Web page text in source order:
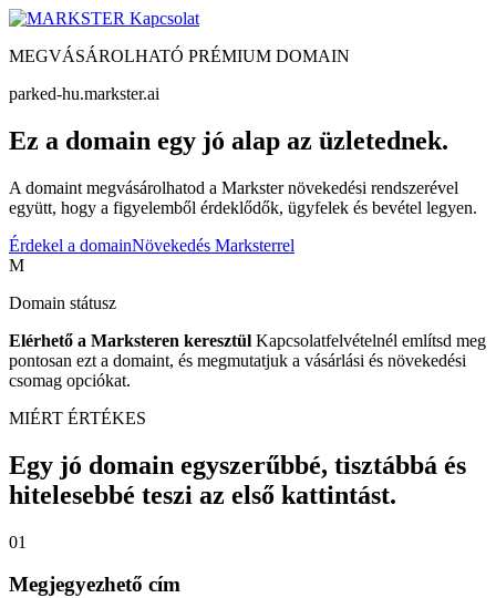
Kapcsolat
MEGVÁSÁROLHATÓ PRÉMIUM DOMAIN
parked-hu.markster.ai
Ez a domain egy jó alap az üzletednek.
A domaint megvásárolhatod a Markster növekedési rendszerével
együtt, hogy a figyelemből érdeklődők, ügyfelek és bevétel legyen.
Érdekel a domainNövekedés Marksterrel
M
Domain státusz
Elérhető a Marksteren keresztül Kapcsolatfelvételnél említsd meg
pontosan ezt a domaint, és megmutatjuk a vásárlási és növekedési
csomag opciókat.
MIÉRT ÉRTÉKES
Egy jó domain egyszerűbbé, tisztábbá és
hitelesebbé teszi az első kattintást.
01
Megjegyezhető cím